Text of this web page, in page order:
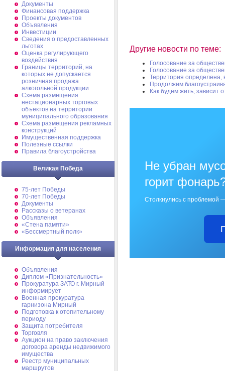
Документы
Финансовая поддержка
Проекты документов
Объявления
Инвестиции
Сведения о предоставленных
льготах
Оценка регулирующего
воздействия
Границы территорий, на
которых не допускается
розничная продажа
алкогольной продукции
Схема размещения
нестационарных торговых
объектов на территории
муниципального образования
Схема размещения рекламных
конструкций
Имущественная поддержка
Полезные ссылки
Правила благоустройства
Великая Победа
75-лет Победы
70-лет Победы
Документы
Рассказы о ветеранах
Объявления
«Стена памяти»
«Бессмертный полк»
Информация для населения
Объявления
Диплом «Признательность»
Прокуратура ЗАТО г. Мирный
информирует
Военная прокуратура
гарнизона Мирный
Подготовка к отопительному
периоду
Защита потребителя
Торговля
Аукцион на право заключения
договора аренды недвижимого
имущества
Реестр муниципальных
маршрутов
Другие новости по теме:
Голосование за
Голосование за
Территория определена,
Продолжим
Как будем жить, зависит
Не убран
горит
Столкнулись с проблемой